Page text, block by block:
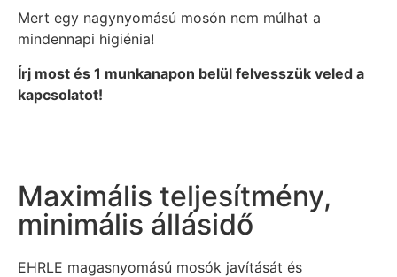
Mert egy nagynyomású mosón nem múlhat a
mindennapi higiénia!
Írj most és 1 munkanapon belül felvesszük veled a
kapcsolatot!
Maximális teljesítmény,
minimális állásidő
EHRLE magasnyomású mosók javítását és